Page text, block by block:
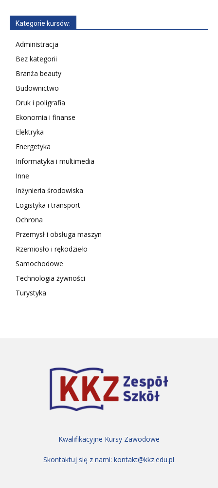
Kategorie kursów:
Administracja
Bez kategorii
Branża beauty
Budownictwo
Druk i poligrafia
Ekonomia i finanse
Elektryka
Energetyka
Informatyka i multimedia
Inne
Inżynieria środowiska
Logistyka i transport
Ochrona
Przemysł i obsługa maszyn
Rzemiosło i rękodzieło
Samochodowe
Technologia żywności
Turystyka
Kwalifikacyjne Kursy Zawodowe
Skontaktuj się z nami:kontakt@kkz.edu.pl